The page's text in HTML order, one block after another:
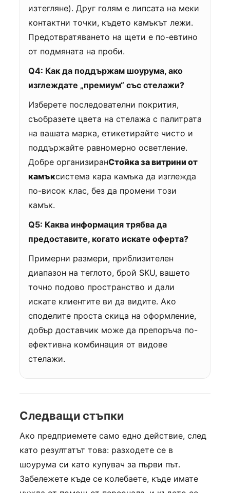
изтегляне). Друг голям е липсата на меки
контактни точки, където камъкът лежи.
Предотвратяването на щети е по-евтино
от подмяната на проби.
Q4: Как да поддържам шоурума, ако
изглеждате „премиум“ със стелажи?
Изберете последователни покрития,
съобразете цвета на стелажа с палитрата
на вашата марка, етикетирайте чисто и
поддържайте равномерно осветление.
Добре организиранСтойка за витрини от
камъксистема кара камъка да изглежда
по-висок клас, без да промени този
камък.
Q5: Каква информация трябва да
предоставите, когато искате оферта?
Примерни размери, приблизителен
диапазон на теглото, брой SKU, вашето
точно подово пространство и дали
искате клиентите ви да видите. Ако
споделите проста скица на оформление,
добър доставчик може да препоръча по-
ефективна комбинация от видове
стелажи.
Следващи стъпки
Ако предприемете само едно действие, след
като резултатът това: разходете се в
шоурума си като купувач за първи път.
Забележете къде се колебаете, къде имате